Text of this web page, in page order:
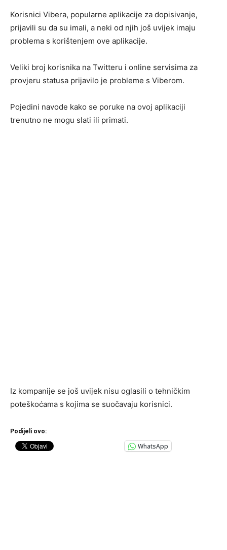
Korisnici Vibera, popularne aplikacije za dopisivanje,
prijavili su da su imali, a neki od njih još uvijek imaju
problema s korištenjem ove aplikacije.
Veliki broj korisnika na Twitteru i online servisima za
provjeru statusa prijavilo je probleme s Viberom.
Pojedini navode kako se poruke na ovoj aplikaciji
trenutno ne mogu slati ili primati.
Iz kompanije se još uvijek nisu oglasili o tehničkim
poteškoćama s kojima se suočavaju korisnici.
Podijeli ovo:
WhatsApp